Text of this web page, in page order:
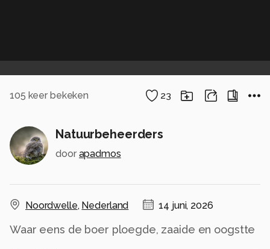
105 keer bekeken 23
Natuurbeheerders
door apadmos
Noordwelle, Nederland 14 juni, 2026
Waar eens de boer ploegde, zaaide en oogstte